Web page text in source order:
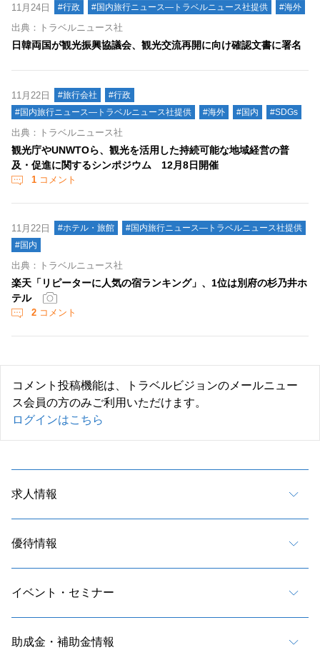
11月24日 #行政 #国内旅行ニュース―トラベルニュース社提供 #海外
出典：トラベルニュース社
日韓両国が観光振興協議会、観光交流再開に向け確認文書に署名
11月22日 #旅行会社
#行政
#国内旅行ニュース―トラベルニュース社提供
#海外 #国内 #SDGs
出典：トラベルニュース社
観光庁やUNWTOら、観光を活用した持続可能な地域経営の普
及・促進に関するシンポジウム 12月8日開催
1 コメント
11月22日 #ホテル・旅館
#国内旅行ニュース―トラベルニュース社提供
#国内
出典：トラベルニュース社
楽天「リピーターに人気の宿ランキング」、1位は別府の杉乃井ホ
テル
2 コメント
コメント投稿機能は、トラベルビジョンのメールニュー
ス会員の方のみご利用いただけます。
ログインはこちら
求人情報
優待情報
イベント・セミナー
助成金・補助金情報